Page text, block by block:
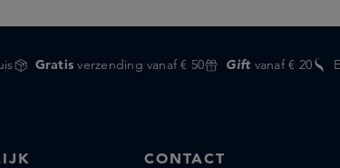
Gratis verzending vanaf € 50 Giftvanaf € 20
CONTACT